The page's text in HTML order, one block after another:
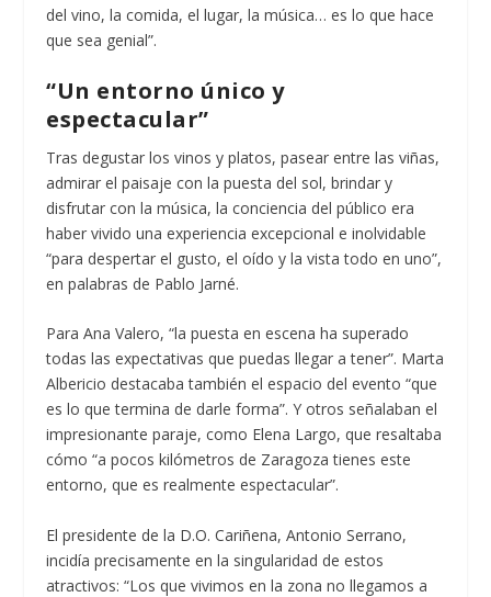
del vino, la comida, el lugar, la música… es lo que hace
que sea genial”.
“Un entorno único y
espectacular”
Tras degustar los vinos y platos, pasear entre las viñas,
admirar el paisaje con la puesta del sol, brindar y
disfrutar con la música, la conciencia del público era
haber vivido una experiencia excepcional e inolvidable
“para despertar el gusto, el oído y la vista todo en uno”,
en palabras de Pablo Jarné.
Para Ana Valero, “la puesta en escena ha superado
todas las expectativas que puedas llegar a tener”. Marta
Albericio destacaba también el espacio del evento “que
es lo que termina de darle forma”. Y otros señalaban el
impresionante paraje, como Elena Largo, que resaltaba
cómo “a pocos kilómetros de Zaragoza tienes este
entorno, que es realmente espectacular”.
El presidente de la D.O. Cariñena, Antonio Serrano,
incidía precisamente en la singularidad de estos
atractivos: “Los que vivimos en la zona no llegamos a